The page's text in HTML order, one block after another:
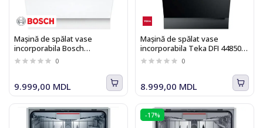
Mașină de spălat vase
incorporabila Bosch
SMV25EX02E
0
9.999,00 MDL
Mașină de spălat vase
incorporabila Teka DFI 44850,
cu sistem SlidingDoor, 10
seturi, 6 programe
0
8.999,00 MDL
-17%